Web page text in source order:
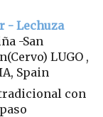
- Lechuza
-San
LUGO ,
Spain
con